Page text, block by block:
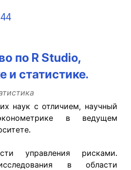
по R Studio,
и статистике.
наук с отличием, научный
в ведущем
управления рисками.
в области